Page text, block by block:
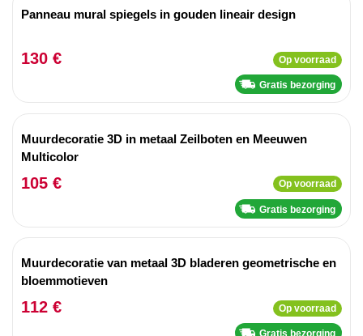
Panneau mural spiegels in gouden lineair design
130 € Op voorraad
Gratis bezorging
Muurdecoratie 3D in metaal Zeilboten en Meeuwen
Multicolor
105 € Op voorraad
Gratis bezorging
Muurdecoratie van metaal 3D bladeren geometrische en
bloemmotieven
112 € Op voorraad